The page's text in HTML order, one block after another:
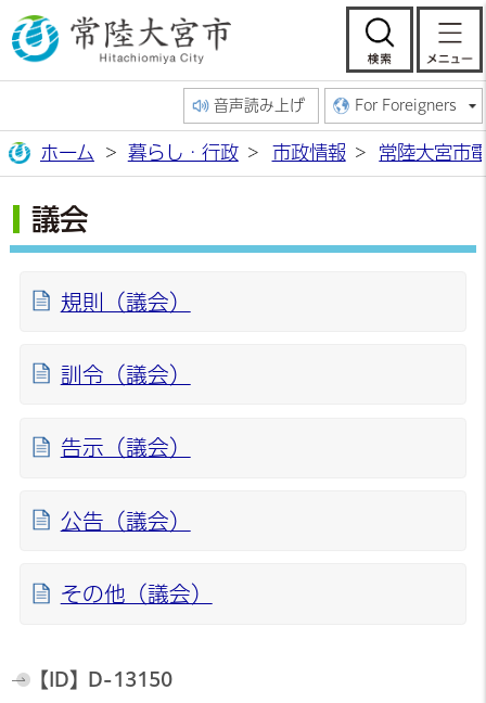
常陸大宮市公
検
音声読み上げ For Foreigners
ホーム 暮らし・行政 市政情報 常陸大宮市
議会
規則（議会）
訓令（議会）
告示（議会）
公告（議会）
その他（議会）
【ID】 D-13150